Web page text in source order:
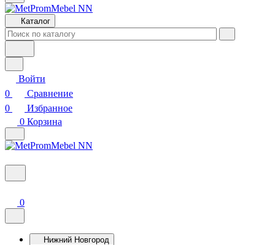
Каталог
Войти
0
Сравнение
0
Избранное
0 Корзина
0
Нижний Новгород